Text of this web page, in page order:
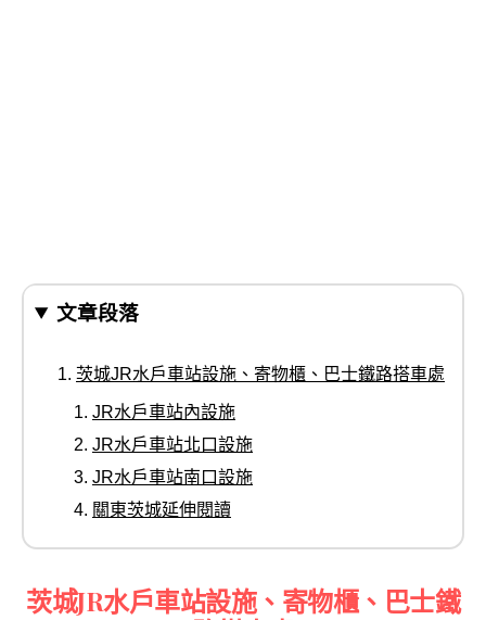
文章段落
茨城JR水戶車站設施、寄物櫃、巴士鐵路搭車處
JR水戶車站內設施
JR水戶車站北口設施
JR水戶車站南口設施
關東茨城延伸閱讀
茨城JR水戶車站設施、寄物櫃、巴士鐵